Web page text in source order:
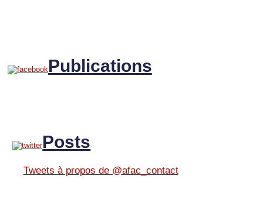
Publications
Posts
Tweets à propos de @afac_contact